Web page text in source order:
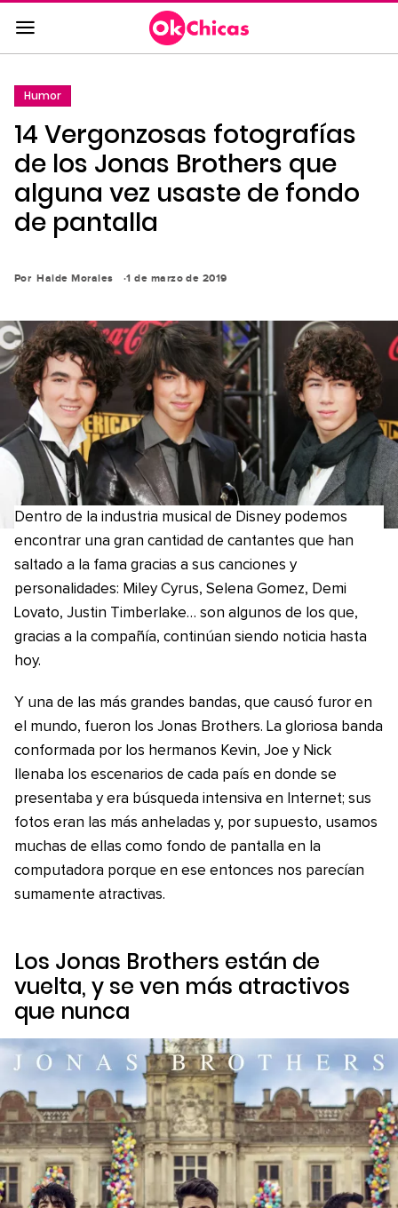
Saltar
al
contenido
la
navegación
principal
Humor
14 Vergonzosas fotografías
de los Jonas Brothers que
alguna vez usaste de fondo
de pantalla
Por Haide Morales 1 de marzo de 2019
Dentro de la industria musical de Disney podemos
encontrar una gran cantidad de cantantes que han
saltado a la fama gracias a sus canciones y
personalidades: Miley Cyrus, Selena Gomez, Demi
Lovato, Justin Timberlake… son algunos de los que,
gracias a la compañía, continúan siendo noticia hasta
hoy.
Y una de las más grandes bandas, que causó furor en
el mundo, fueron los Jonas Brothers. La gloriosa banda
conformada por los hermanos Kevin, Joe y Nick
llenaba los escenarios de cada país en donde se
presentaba y era búsqueda intensiva en Internet; sus
fotos eran las más anheladas y, por supuesto, usamos
muchas de ellas como fondo de pantalla en la
computadora porque en ese entonces nos parecían
sumamente atractivas.
Los Jonas Brothers están de
vuelta, y se ven más atractivos
que nunca